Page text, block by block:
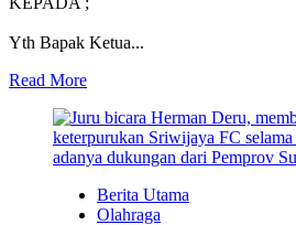
Yth Bapak Ketua...
Read More
Berita Utama
Olahraga